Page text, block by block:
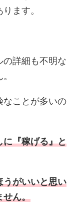
ます。
の詳細も不明な
なことが多いの
に『稼げる』と
うがいいと思い
せん。